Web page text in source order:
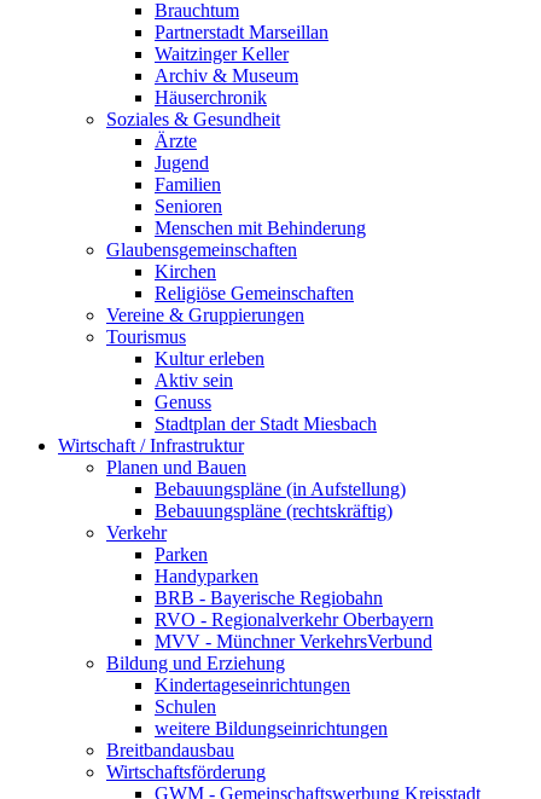
Brauchtum
Partnerstadt Marseillan
Waitzinger Keller
Archiv & Museum
Häuserchronik
Soziales & Gesundheit
Ärzte
Jugend
Familien
Senioren
Menschen mit Behinderung
Glaubensgemeinschaften
Kirchen
Religiöse Gemeinschaften
Vereine & Gruppierungen
Tourismus
Kultur erleben
Aktiv sein
Genuss
Stadtplan der Stadt Miesbach
Wirtschaft / Infrastruktur
Planen und Bauen
Bebauungspläne (in Aufstellung)
Bebauungspläne (rechtskräftig)
Verkehr
Parken
Handyparken
BRB - Bayerische Regiobahn
RVO - Regionalverkehr Oberbayern
MVV - Münchner VerkehrsVerbund
Bildung und Erziehung
Kindertageseinrichtungen
Schulen
weitere Bildungseinrichtungen
Breitbandausbau
Wirtschaftsförderung
GWM - Gemeinschaftswerbung Kreisstadt